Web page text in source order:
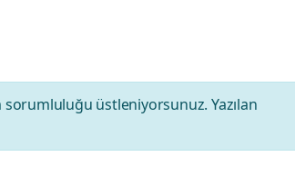
üstleniyorsunuz. Yazılan